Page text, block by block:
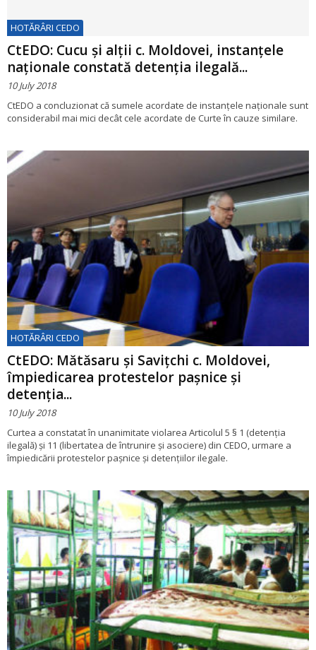
HOTĂRÂRI CEDO
CtEDO: Cucu şi alţii c. Moldovei, instanțele
naționale constată detenția ilegală...
10 July 2018
CtEDO a concluzionat că sumele acordate de instanţele naţionale sunt
considerabil mai mici decât cele acordate de Curte în cauze similare.
HOTĂRÂRI CEDO
CtEDO: Mătăsaru și Savițchi c. Moldovei,
împiedicarea protestelor paşnice şi
detenţia...
10 July 2018
Curtea a constatat în unanimitate violarea Articolul 5 § 1 (detenția
ilegală) şi 11 (libertatea de întrunire și asociere) din CEDO, urmare a
împiedicării protestelor paşnice şi detenţiilor ilegale.